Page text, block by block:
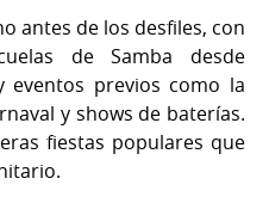
antes de los desfiles, con
de Samba desde
eventos previos como la
y shows de baterías.
fiestas populares que